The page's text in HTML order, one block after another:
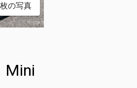
の写真
Mini